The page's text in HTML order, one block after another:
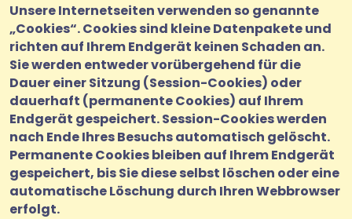
Unsere Internetseiten verwenden so genannte
„Cookies“. Cookies sind kleine Datenpakete und
richten auf Ihrem Endgerät keinen Schaden an.
Sie werden entweder vorübergehend für die
Dauer einer Sitzung (Session-Cookies) oder
dauerhaft (permanente Cookies) auf Ihrem
Endgerät gespeichert. Session-Cookies werden
nach Ende Ihres Besuchs automatisch gelöscht.
Permanente Cookies bleiben auf Ihrem Endgerät
gespeichert, bis Sie diese selbst löschen oder eine
automatische Löschung durch Ihren Webbrowser
erfolgt.